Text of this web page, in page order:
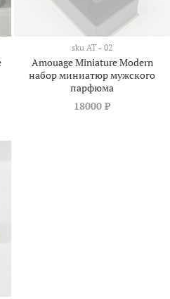
sku АТ - 02
Amouage Miniature Modern
набор миниатюр мужского
парфюма
18000 ₽